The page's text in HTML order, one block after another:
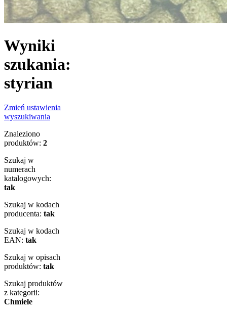
Wyniki
szukania:
styrian
Zmień ustawienia
wyszukiwania
Znaleziono
produktów: 2
Szukaj w
numerach
katalogowych:
tak
Szukaj w kodach
producenta: tak
Szukaj w kodach
EAN: tak
Szukaj w opisach
produktów: tak
Szukaj produktów
z kategorii:
Chmiele